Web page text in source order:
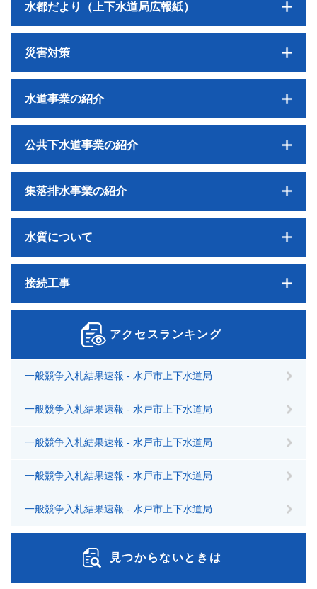
水都だより（上下水道局広報紙）
災害対策
水道事業の紹介
公共下水道事業の紹介
集落排水事業の紹介
水質について
接続工事
アクセスランキング
一般競争入札結果速報 - 水戸市上下水道局
一般競争入札結果速報 - 水戸市上下水道局
一般競争入札結果速報 - 水戸市上下水道局
一般競争入札結果速報 - 水戸市上下水道局
一般競争入札結果速報 - 水戸市上下水道局
見つからないときは